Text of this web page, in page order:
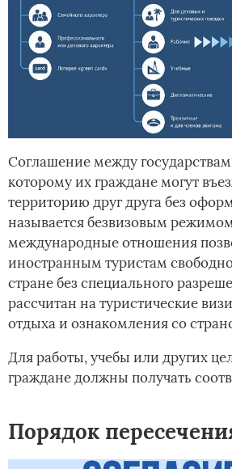
Соглашение между
которому их граждане могут
территорию друг друга без
называется безвизовым
международные отношения
иностранным туристам
стране без специального
рассчитан на туристические
отдыха и ознакомления со
Для работы, учебы или других
граждане должны получать
Порядок